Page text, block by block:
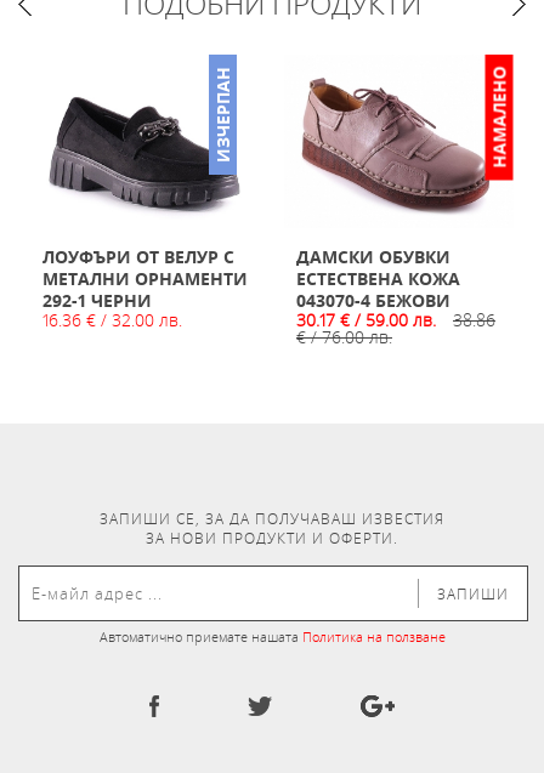
ИЗЧЕРПАН
ЛОУФЪРИ ОТ ВЕЛУР С
МЕТАЛНИ ОРНАМЕНТИ
292-1 ЧЕРНИ
16.36 € / 32.00 лв.
НАМАЛЕНО
ДАМСКИ ОБУВКИ
ЕСТЕСТВЕНА КОЖА
043070-4 БЕЖОВИ
30.17 € / 59.00 лв.
38.86
€ / 76.00 лв.
ЗАПИШИ СЕ, ЗА ДА ПОЛУЧАВАШ ИЗВЕСТИЯ
ЗА НОВИ ПРОДУКТИ И ОФЕРТИ.
ЗАПИШИ
Автоматично приемате нашата Политика на ползване